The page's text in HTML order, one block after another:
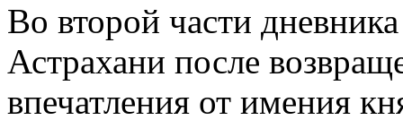
Во второй части
Астрахани после
впечатления от имения